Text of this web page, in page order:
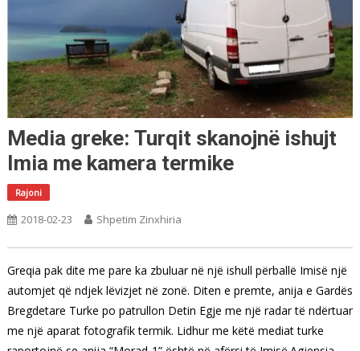
Media greke: Turqit skanojnë ishujt
Imia me kamera termike
Rajoni
2018-02-23 Shpetim Zinxhiria
Greqia pak dite me pare ka zbuluar në një ishull përballë Imisë një
automjet që ndjek lëvizjet në zonë. Diten e premte, anija e Gardës
Bregdetare Turke po patrullon Detin Egje me një radar të ndërtuar
me një aparat fotografik termik. Lidhur me këtë mediat turke